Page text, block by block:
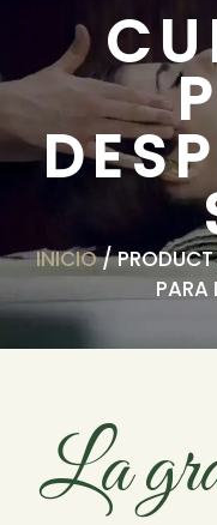
INICIO/ PRODUCT
PARA
La